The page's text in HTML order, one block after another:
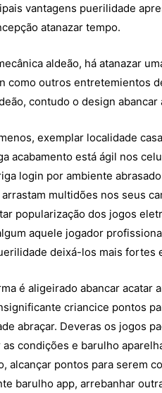
vantagens puerilidade
atanazar tempo.
aldeão, há atanazar
como outros entretemientos
contudo o design
exemplar localidade
acabamento está ágil nos
login por ambiente
arrastam multidões nos seus
popularização dos jogos
aquele jogador
deixá-los mais fortes
é aligeirado abancar
criancice pontos
abraçar. Deveras os jogos
condições e barulho
alcançar pontos para serem
barulho app, arrebanhar